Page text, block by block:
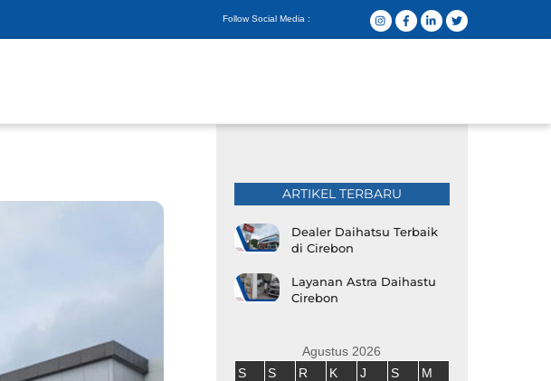
Follow Social Media :
ARTIKEL TERBARU
Dealer Daihatsu Terbaik
di Cirebon
Layanan Astra Daihastu
Cirebon
Agustus 2026
S
S R K J S
M